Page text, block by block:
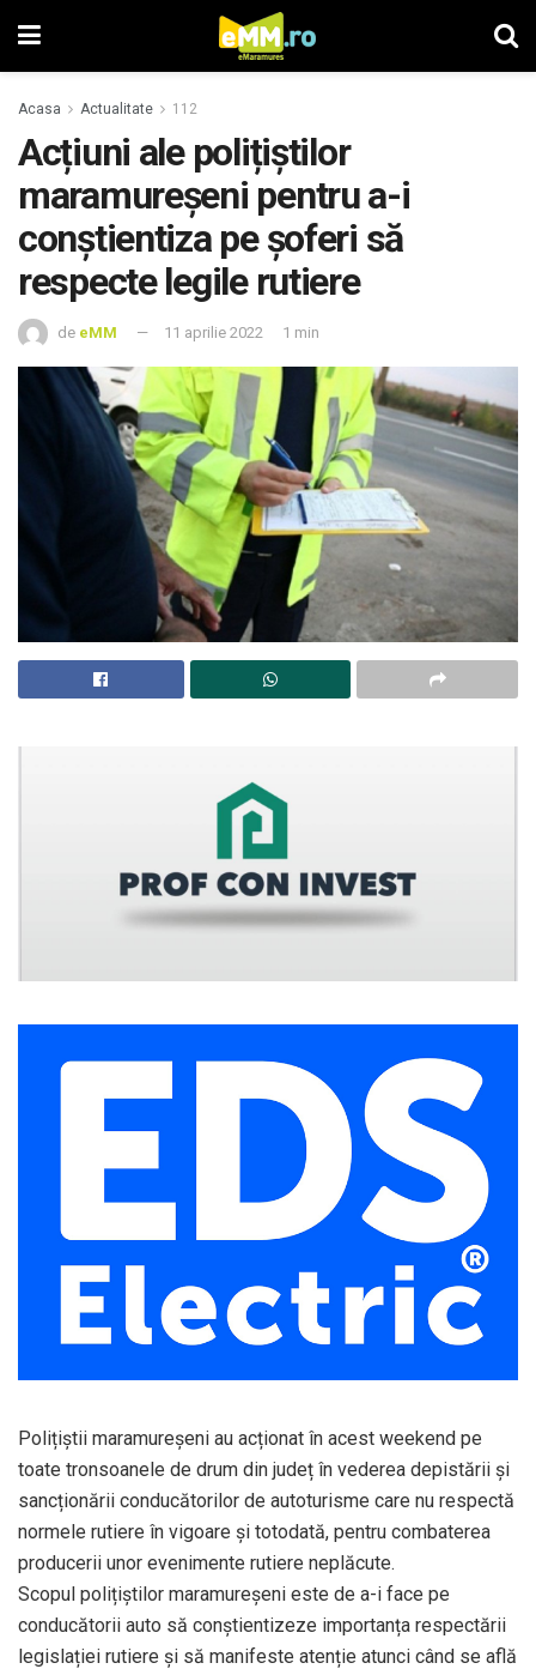
Acasa Actualitate 112
Acțiuni ale polițiștilor
maramureșeni pentru a-i
conştientiza pe şoferi să
respecte legile rutiere
de eMM 11 aprilie 2022 1 min
Polițiștii maramureșeni au acționat în acest weekend pe
toate tronsoanele de drum din județ în vederea depistării și
sancționării conducătorilor de autoturisme care nu respectă
normele rutiere în vigoare și totodată, pentru combaterea
producerii unor evenimente rutiere neplăcute.
Scopul polițiștilor maramureșeni este de a-i face pe
conducătorii auto să conștientizeze importanța respectării
legislației rutiere și să manifeste atenție atunci când se află